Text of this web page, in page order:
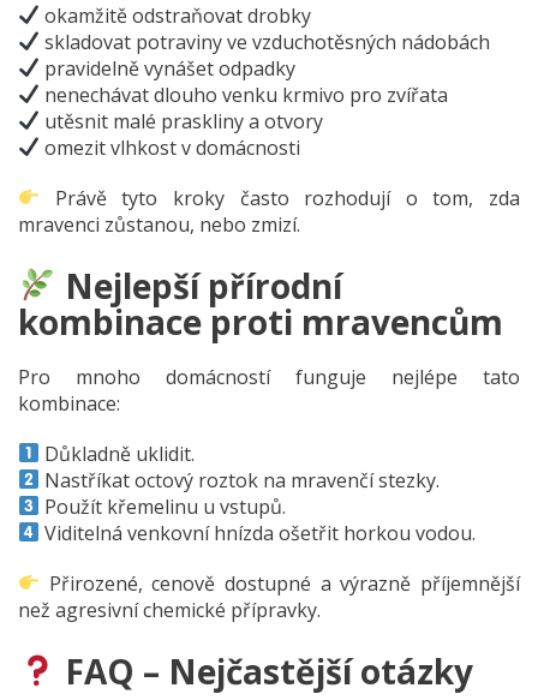
okamžitě odstraňovat drobky
skladovat potraviny ve vzduchotěsných nádobách
pravidelně vynášet odpadky
nenechávat dlouho venku krmivo pro zvířata
utěsnit malé praskliny a otvory
omezit vlhkost v domácnosti
Právě tyto kroky často rozhodují o tom, zda
mravenci zůstanou, nebo zmizí.
Nejlepší přírodní
kombinace proti mravencům
Pro mnoho domácností funguje nejlépe tato
kombinace:
Důkladně uklidit.
Nastříkat octový roztok na mravenčí stezky.
Použít křemelinu u vstupů.
Viditelná venkovní hnízda ošetřit horkou vodou.
Přirozené, cenově dostupné a výrazně příjemnější
než agresivní chemické přípravky.
FAQ – Nejčastější otázky